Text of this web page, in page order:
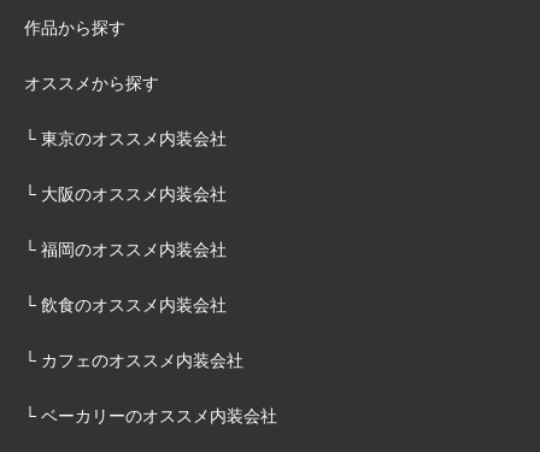
作品から探す
オススメから探す
└ 東京のオススメ内装会社
└ 大阪のオススメ内装会社
└ 福岡のオススメ内装会社
└ 飲食のオススメ内装会社
└ カフェのオススメ内装会社
└ ベーカリーのオススメ内装会社